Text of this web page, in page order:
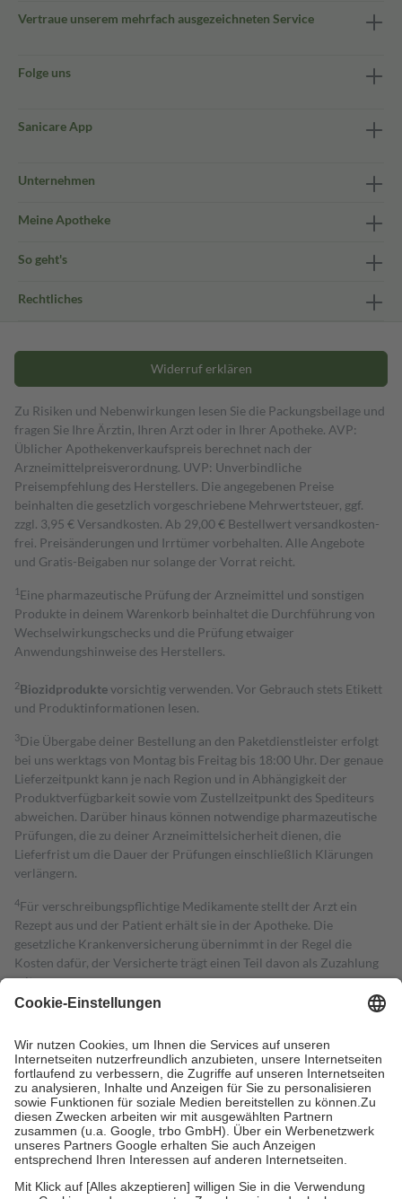
Vertraue unserem mehrfach ausgezeichneten Service
Folge uns
Sanicare App
Unternehmen
Meine Apotheke
So geht's
Rechtliches
Widerruf erklären
Zu Risiken und Nebenwirkungen lesen Sie die Packungsbeilage und
fragen Sie Ihre Ärztin, Ihren Arzt oder in Ihrer Apotheke. AVP:
Üblicher Apothekenverkaufspreis berechnet nach der
Arzneimittelpreisverordnung. UVP: Unverbindliche
Preisempfehlung des Herstellers. Die angegebenen Preise
beinhalten die gesetzlich vorgeschriebene Mehrwertsteuer, ggf.
zzgl. 3,95 € Versandkosten. Ab 29,00 € Bestell­wert versand­kosten­
frei. Preisänderungen und Irrtümer vorbehalten. Alle Angebote
und Gratis-Beigaben nur solange der Vorrat reicht.
1 Eine pharmazeutische Prüfung der Arzneimittel und sonstigen
Produkte in deinem Warenkorb beinhaltet die Durchführung von
Wechselwirkungschecks und die Prüfung etwaiger
Anwendungshinweise des Herstellers.
2Biozidproduktevorsichtig verwenden. Vor Gebrauch stets Etikett
und Produktinformationen lesen.
3Die Übergabe deiner Bestellung an den Paketdienstleister erfolgt
bei uns werktags von Montag bis Freitag bis 18:00 Uhr. Der genaue
Lieferzeitpunkt kann je nach Region und in Abhängigkeit der
Produktverfügbarkeit sowie vom Zustellzeitpunkt des Spediteurs
abweichen. Darüber hinaus können notwendige pharmazeutische
Prüfungen, die zu deiner Arzneimittelsicherheit dienen, die
Lieferfrist um die Dauer der Prüfungen einschließlich Klärungen
verlängern.
4Für verschreibungspflichtige Medikamente stellt der Arzt ein
Rezept aus und der Patient erhält sie in der Apotheke. Die
gesetzliche Krankenversicherung übernimmt in der Regel die
Kosten dafür, der Versicherte trägt einen Teil davon als Zuzahlung
mit.
Grundsätzlich leisten Mitglieder Zuzahlungen in Höhe von zehn
höchstens zehn Euro.
Es sind jedoch nie mehr als die tatsächlichen
Kosten der Leistung zu entrichten.
Diese Regeln gelten grundsätzlich auch für Online-Apotheken.
Bei Heilmitteln und häuslicher Krankenpflege beträgt die
Zuzahlung zehn Prozent der Kosten sowie zehn Euro je
Verordnung.
Um das Engagement der Versicherten für ihre eigene Gesundheit zu
stärken und die besondere Stellung der Familie zu unterstützen,
fallenkeine Zuzahlungenan bei: